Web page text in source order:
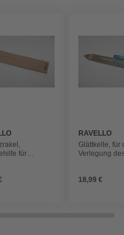
für
RAVELLO
Glättkelle, für
Verlegung
0,7 mm
18,99 €